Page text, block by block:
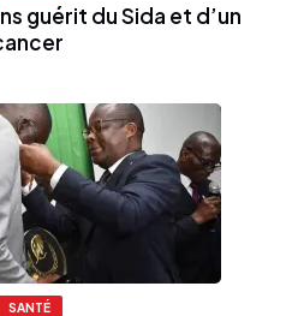
guérit du Sida et d’un
SANTÉ